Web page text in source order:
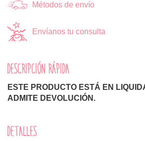
Métodos de envío
Envíanos tu consulta
DESCRIPCIÓN RÁPIDA
ESTE PRODUCTO ESTÁ EN
ADMITE DEVOLUCIÓN.
DETALLES